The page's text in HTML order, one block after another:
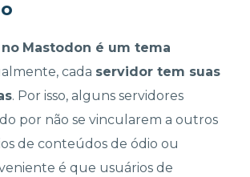
Mastodon é um tema
cada servidor tem suas
. Por isso, alguns servidores
por não se vincularem a outros
de conteúdos de ódio ou
é que usuários de